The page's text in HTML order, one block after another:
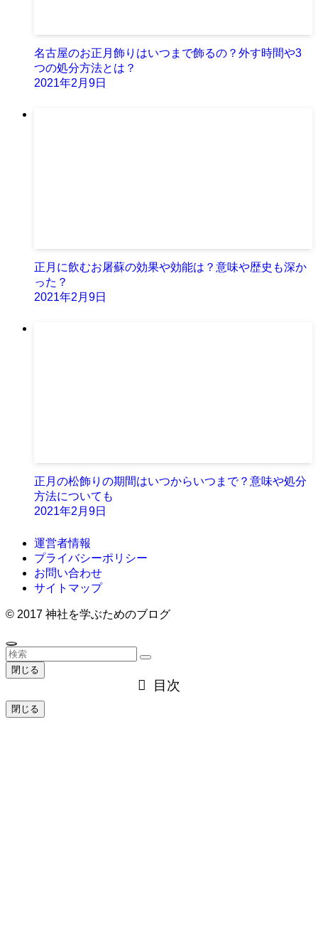
名古屋のお正月飾りはいつまで飾るの？外す時間や3
つの処分方法とは？
2021年2月9日
正月に飲むお屠蘇の効果や効能は？意味や歴史も深か
った？
2021年2月9日
正月の松飾りの期間はいつからいつまで？意味や処分
方法についても
2021年2月9日
運営者情報
プライバシーポリシー
お問い合わせ
サイトマップ
© 2017 神社を学ぶためのブログ
閉じる
目次
閉じる